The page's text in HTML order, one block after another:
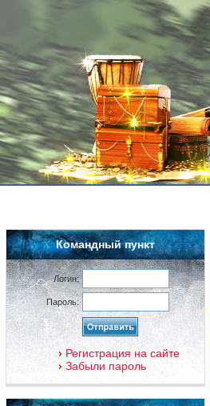
Командный пункт
Логин:
Пароль:
Регистрация на сайте
Забыли пароль